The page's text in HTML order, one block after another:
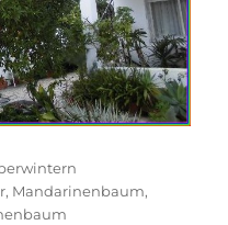
, Mandarinenbaum,